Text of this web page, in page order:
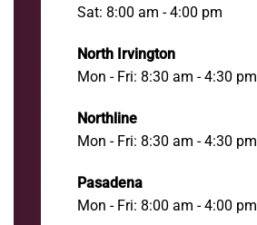
Sat: 8:00 am - 4:00 pm
North Irvington
Mon - Fri: 8:30 am - 4:30 pm
Northline
Mon - Fri: 8:30 am - 4:30 pm
Pasadena
Mon - Fri: 8:00 am - 4:00 pm